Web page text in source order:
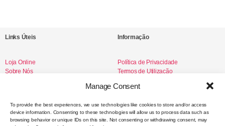
Manage Consent
To provide the best experiences, we use technologies like cookies to store and/or access
device information. Consenting to these technologies will allow us to process data such as
browsing behavior or unique IDs on this site. Not consenting or withdrawing consent, may
Links Úteis
Loja Online
Sobre Nós
Informação
Política de Privacidade
Termos de Utilização
Redes Sociais